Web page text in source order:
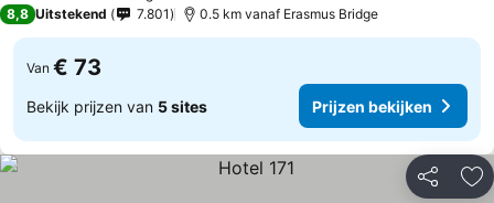
8,8 Uitstekend 7.801 0.5 km vanaf Erasmus Bridge
Van € 73
Bekijk prijzen van 5 sites Prijzen bekijken
Delen